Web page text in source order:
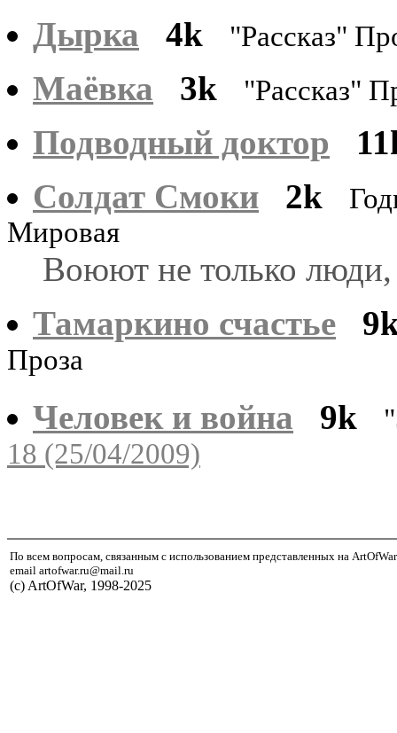
Дырка
4k "Рассказ"
Маёвка 3k "Рассказ"
Подводный доктор
Солдат Смоки
2k
Мировая
Воюют не только
Тамаркино счастье
Проза
Человек и война
9k
18 (25/04/2009)
По всем вопросам, связанным с использованием представленных на
email artofwar.ru@mail.ru
(с) ArtOfWar, 1998-2025